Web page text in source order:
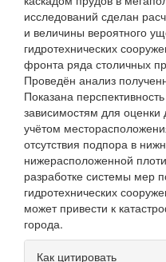
исследований сделан
и величины вероятного
гидротехнических
фронта ряда столичных
Проведён анализ
Показана
зависимостям для оценки
учётом
отсутствия подпора в
нижерасположенной
разработке системы мер
гидротехнических
может привести к
города.
Как цитировать